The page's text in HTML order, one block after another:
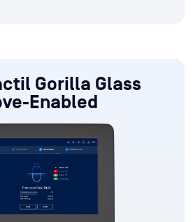
Gorilla Glass
Enabled